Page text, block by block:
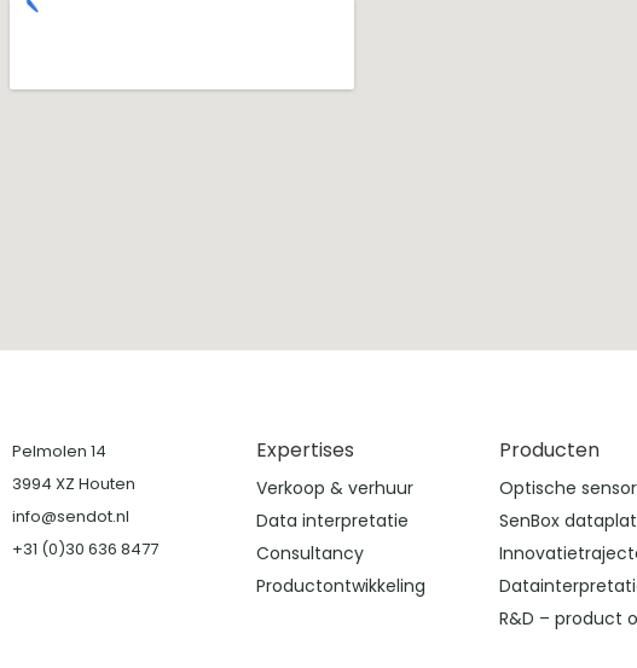
Pelmolen 14
3994 XZ Houten
info@sendot.nl
+31 (0)30 636 8477
Expertises
Verkoop & verhuur
Data interpretatie
Consultancy
Productontwikkeling
Producten
Optische
SenBox
R&D – product